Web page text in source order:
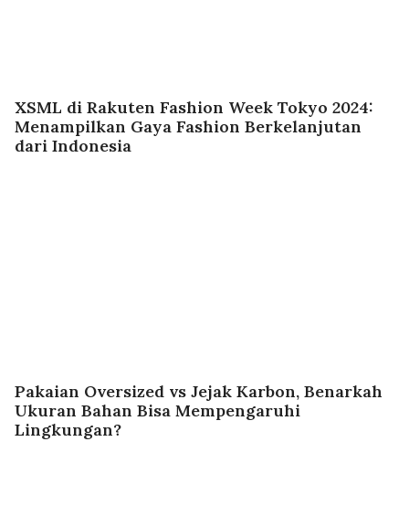
XSML di Rakuten Fashion Week Tokyo 2024:
Menampilkan Gaya Fashion Berkelanjutan
dari Indonesia
Pakaian Oversized vs Jejak Karbon, Benarkah
Ukuran Bahan Bisa Mempengaruhi
Lingkungan?